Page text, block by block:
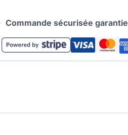
Commande sécurisée garantie